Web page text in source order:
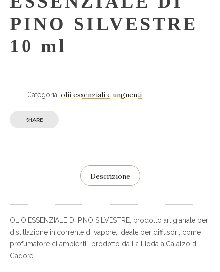
PINO SILVESTRE
10 ml
Categoria: olii essenziali e unguenti
SHARE
Descrizione
OLIO ESSENZIALE DI PINO SILVESTRE, prodotto artigianale per
distillazione in corrente di vapore, ideale per diffusori, come
profumatore di ambienti.. prodotto da La Lioda a Calalzo di
Cadore